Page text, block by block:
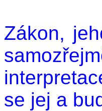
Zákon,
se jej a